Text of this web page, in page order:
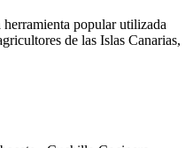
popular utilizada
de las Islas Canarias,